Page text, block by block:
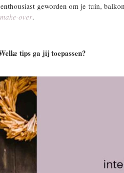
geworden om je tuin,
over.
tips ga jij toepassen?